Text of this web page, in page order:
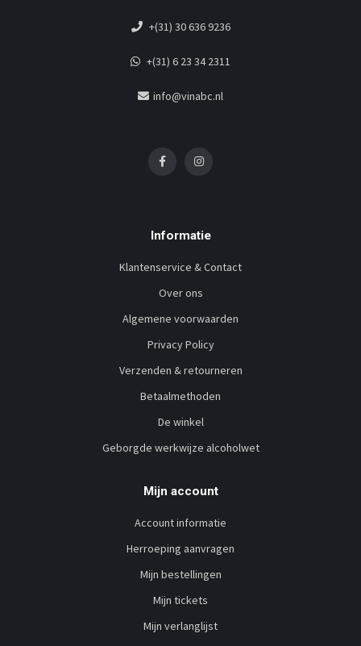
+(31) 30 636 9236
+(31) 6 23 34 2311
info@vinabc.nl
Informatie
Klantenservice & Contact
Over ons
Algemene voorwaarden
Privacy Policy
Verzenden & retourneren
Betaalmethoden
De winkel
Geborgde werkwijze alcoholwet
Mijn account
Account informatie
Herroeping aanvragen
Mijn bestellingen
Mijn tickets
Mijn verlanglijst